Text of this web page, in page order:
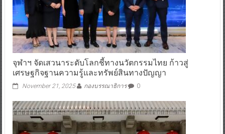
จุฬาฯ จัดเสวนาระดับโลกชี้ทางนวัตกรรมไทย ก้าวสู่
เศรษฐกิจฐานความรู้และทรัพย์สินทางปัญญา
November 21, 2025 กองบรรณาธิการ 0